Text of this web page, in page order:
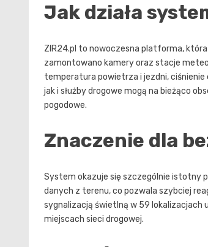
Jak działa
ZIR24.pl to nowoczesna platforma,
zamontowano kamery oraz stacje
temperatura powietrza i jezdni,
jak i służby drogowe mogą na bieżąco
pogodowe.
Znaczenie dla
System okazuje się szczególnie istotny
danych z terenu, co pozwala szybciej
sygnalizacją świetlną w 59 lokalizacjach
miejscach sieci drogowej.